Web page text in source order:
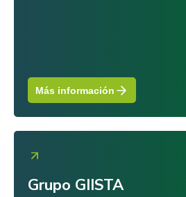
Más información
Grupo GIISTA